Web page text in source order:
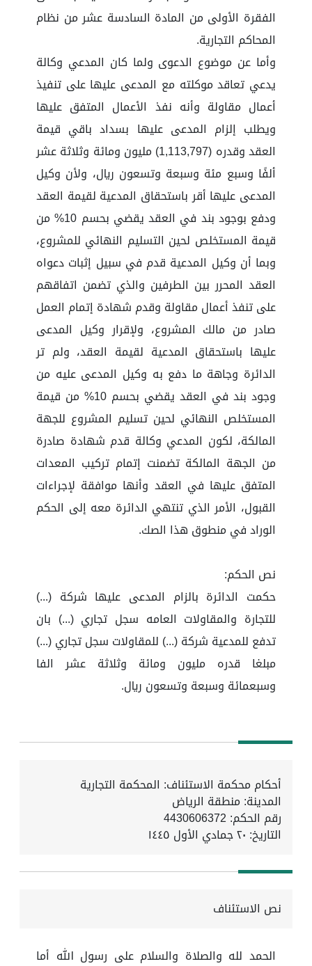
الفقرة الأولى من المادة السادسة عشر من نظام
المحاكم التجارية.
وأما عن موضوع الدعوى ولما كان المدعي وكالة
يدعي تعاقد موكلته مع المدعى عليها على تنفيذ
أعمال مقاولة وأنه نفذ الأعمال المتفق عليها
ويطلب إلزام المدعى عليها بسداد باقي قيمة
العقد وقدره (1,113,797) مليون ومائة وثلاثة عشر
ألفًا وسبع مئة وسبعة وتسعون ريال، ولأن وكيل
المدعى عليها أقر باستحقاق المدعية لقيمة العقد
ودفع بوجود بند في العقد يقضي بحسم 10% من
قيمة المستخلص لحين التسليم النهائي للمشروع،
وبما أن وكيل المدعية قدم في سبيل إثبات دعواه
العقد المحرر بين الطرفين والذي تضمن اتفاقهم
على تنفذ أعمال مقاولة وقدم شهادة إتمام العمل
صادر من مالك المشروع، ولإقرار وكيل المدعى
عليها باستحقاق المدعية لقيمة العقد، ولم تر
الدائرة وجاهة ما دفع به وكيل المدعى عليه من
وجود بند في العقد يقضي بحسم 10% من قيمة
المستخلص النهائي لحين تسليم المشروع للجهة
المالكة، لكون المدعي وكالة قدم شهادة صادرة
من الجهة المالكة تضمنت إتمام تركيب المعدات
المتفق عليها في العقد وأنها موافقة لإجراءات
القبول، الأمر الذي تنتهي الدائرة معه إلى الحكم
الوراد في منطوق هذا الصك.
نص الحكم:
حكمت الدائرة بالزام المدعى عليها شركة (...)
للتجارة والمقاولات العامه سجل تجاري (...) بان
تدفع للمدعية شركة (...) للمقاولات سجل تجاري (...)
مبلغا قدره مليون ومائة وثلاثة عشر الفا
وسبعمائة وسبعة وتسعون ريال.
أحكام محكمة الاستئناف: المحكمة التجارية
المدينة: منطقة الرياض
رقم الحكم: 4430606372
التاريخ: ٢٠ جمادي الأول ١٤٤٥
نص الاستئناف
الحمد لله والصلاة والسلام على رسول الله أما